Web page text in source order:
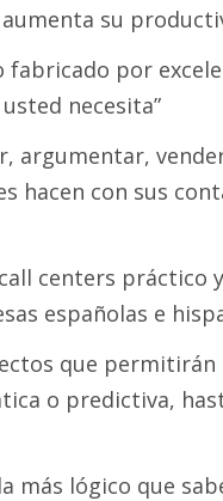
su
por
necesita”
argumentar,
hacen con sus
centers práctico
españolas e
que
o predictiva,
más lógico que